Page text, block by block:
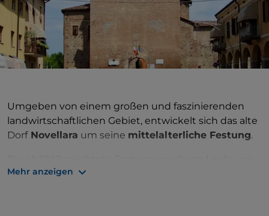
Umgeben von einem großen und faszinierenden
landwirtschaftlichen Gebiet, entwickelt sich das alte
DorfNovellara um seine mittelalterliche Festung.
etwa vier Jahrhunderten von einem Nebenzweig
Mehr anzeigen